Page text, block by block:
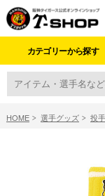
カテゴリーから探す
HOME 選手グッズ 投手